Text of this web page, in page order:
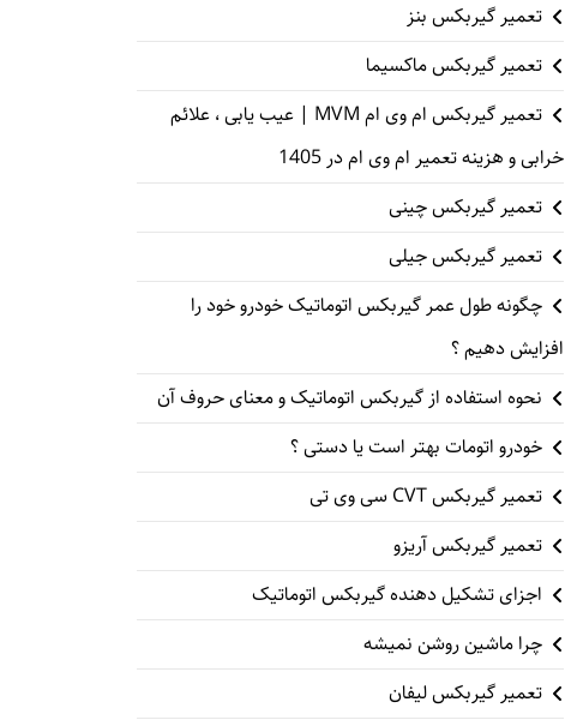
تعمیر گیربکس بنز
تعمیر گیربکس ماکسیما
تعمیر گیربکس ام وی ام MVM | عیب یابی ، علائم
خرابی و هزینه تعمیر ام وی ام در 1405
تعمیر گیربکس چینی
تعمیر گیربکس جیلی
چگونه طول عمر گیربکس اتوماتیک خودرو خود را
افزایش دهیم ؟
نحوه استفاده از گیربکس اتوماتیک و معنای حروف آن
خودرو اتومات بهتر است یا دستی ؟
تعمیر گیربکس CVT سی وی تی
تعمیر گیربکس آریزو
اجزای تشکیل دهنده گیربکس اتوماتیک
چرا ماشین روشن نمیشه
تعمیر گیربکس لیفان